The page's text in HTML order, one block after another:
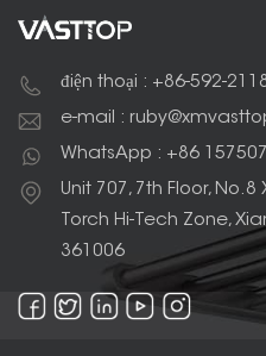
điện thoại : +86-592-
e-mail :
WhatsApp : +86
Unit 707, 7th Floor,
Torch Hi-Tech Zone,
361006